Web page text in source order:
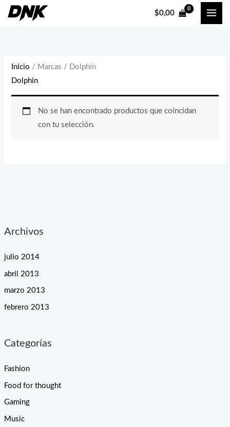
$0,00
Archivos
julio 2014
abril 2013
marzo 2013
febrero 2013
Categorías
Fashion
Food for thought
Gaming
Music
Inicio / Marcas / Dolphin
Dolphin
No se han encontrado productos que coincidan
con tu selección.